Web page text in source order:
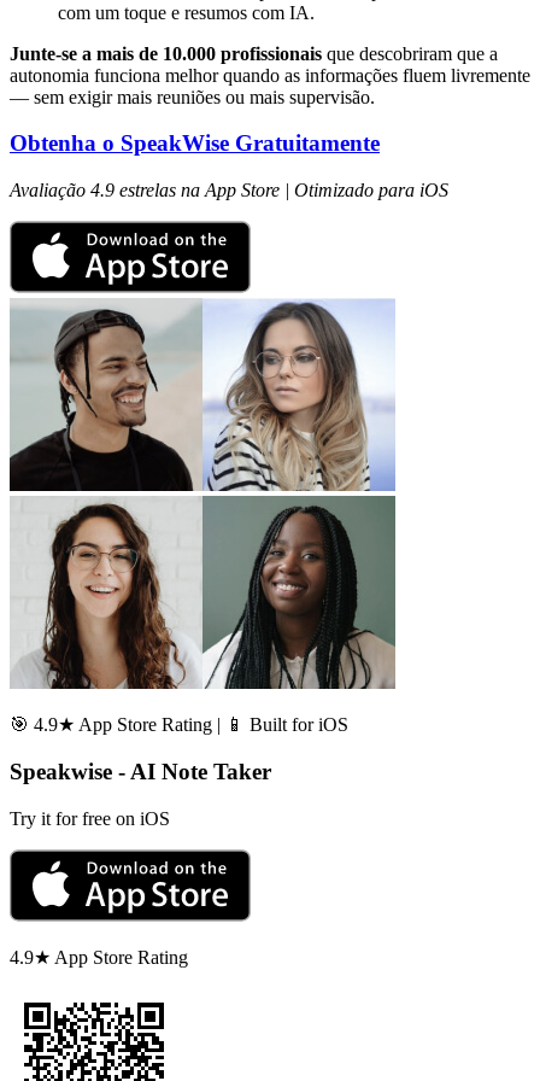
com um toque e resumos com IA.
Junte-se a mais de 10.000 profissionais que descobriram que a
autonomia funciona melhor quando as informações fluem livremente
— sem exigir mais reuniões ou mais supervisão.
Obtenha o SpeakWise Gratuitamente
Avaliação 4.9 estrelas na App Store | Otimizado para iOS
🎯 4.9★ App Store Rating | 📱 Built for iOS
Speakwise - AI Note Taker
Try it for free on iOS
4.9★ App Store Rating